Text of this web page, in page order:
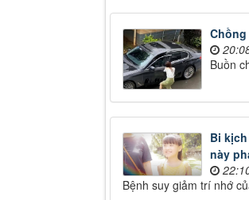
Buồn
Bi
này
Bệnh suy giảm trí nhớ